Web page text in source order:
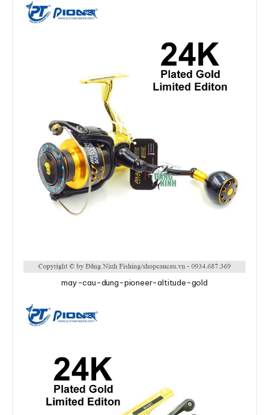
may-cau-dung-pioneer-altitude-gold